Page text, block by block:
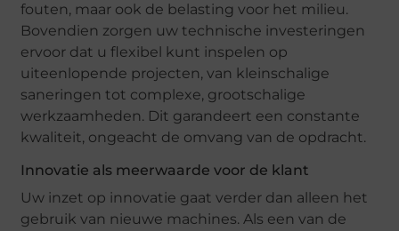
fouten, maar ook de belasting voor het milieu.
Bovendien zorgen uw technische investeringen
ervoor dat u flexibel kunt inspelen op
uiteenlopende projecten, van kleinschalige
saneringen tot complexe, grootschalige
werkzaamheden. Dit garandeert een constante
kwaliteit, ongeacht de omvang van de opdracht.
Innovatie als meerwaarde voor de klant
Uw inzet op innovatie gaat verder dan alleen het
gebruik van nieuwe machines. Als een van de